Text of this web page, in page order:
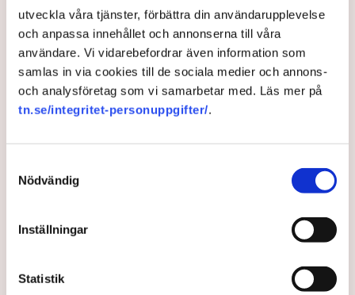
utveckla våra tjänster, förbättra din användarupplevelse
och anpassa innehållet och annonserna till våra
användare. Vi vidarebefordrar även information som
samlas in via cookies till de sociala medier och annons-
och analysföretag som vi samarbetar med. Läs mer på
tn.se/integritet-personuppgifter/.
Nödvändig
Inställningar
Statistik
Stefan Sagebro till TN.
1 year ago | Av: Henrik Svidén
Tusentals arbetstillfällen i